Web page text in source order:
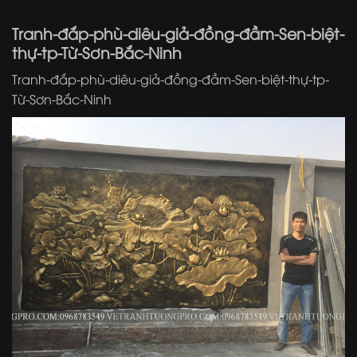
Tranh-đắp-phù-diêu-giả-đồng-đầm-Sen-biệt-
thự-tp-Từ-Sơn-Bắc-Ninh
Tranh-đắp-phù-diêu-giả-đồng-đầm-Sen-biệt-thự-tp-
Từ-Sơn-Bắc-Ninh